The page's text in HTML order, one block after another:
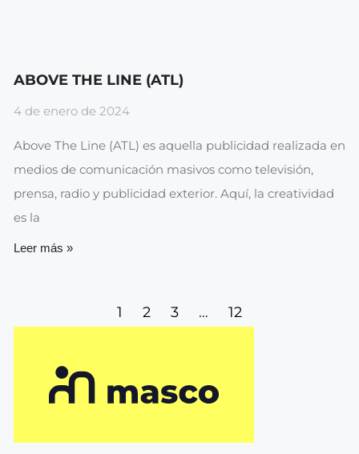
ABOVE THE LINE (ATL)
4 de enero de 2024
Above The Line (ATL) es aquella publicidad realizada en
medios de comunicación masivos como televisión,
prensa, radio y publicidad exterior. Aquí, la creatividad
es la
Leer más »
1 2 3 … 12